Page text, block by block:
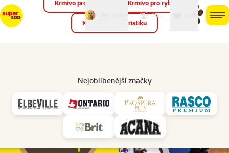
můj
účet
Krmivo pro ptáky Krmivo pro ryby
Krmivo pro teraristiku
Nejoblíbenější značky
Prodejny nonstop 24/7